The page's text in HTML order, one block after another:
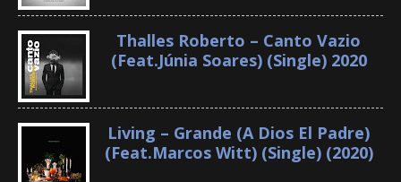
Thalles Roberto – Canto Vazio
(Feat.Júnia Soares) (Single) 2020
Living – Grande (A Dios El Padre)
(Feat.Marcos Witt) (Single) (2020)